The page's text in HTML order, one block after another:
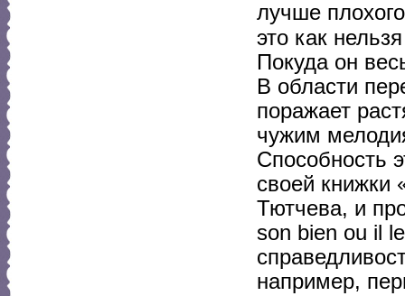
лучше
это как
Покуда он
В области
поражает
чужим
Способность
своей книжки
Тютчева, и
son bien ou il
например,